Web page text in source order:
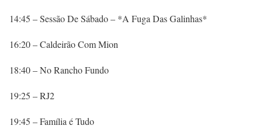
14:45 – Sessão De Sábado – *A Fuga Das Galinhas*
16:20 – Caldeirão Com Mion
18:40 – No Rancho Fundo
19:25 – RJ2
19:45 – Família é Tudo